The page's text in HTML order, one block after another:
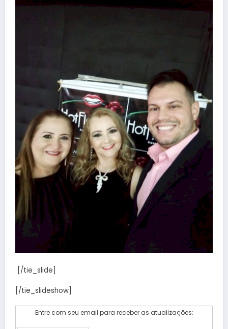
[/tie_slide]
[/tie_slideshow]
Entre com seu email para receber as atualizações: